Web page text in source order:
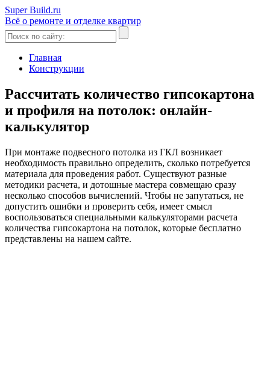
Super Build.ru
Всё о ремонте и отделке квартир
Главная
Конструкции
Рассчитать количество гипсокартона
и профиля на потолок: онлайн-
калькулятор
При монтаже подвесного потолка из ГКЛ возникает
необходимость правильно определить, сколько потребуется
материала для проведения работ. Существуют разные
методики расчета, и дотошные мастера совмещаю сразу
несколько способов вычислений. Чтобы не запутаться, не
допустить ошибки и проверить себя, имеет смысл
воспользоваться специальными калькуляторами расчета
количества гипсокартона на потолок, которые бесплатно
представлены на нашем сайте.